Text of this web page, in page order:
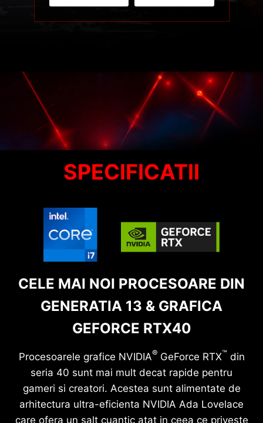
SPECIFICATII
CELE MAI NOI PROCESOARE DIN
GENERATIA 13 & GRAFICA
GEFORCE RTX40
Procesoarele grafice NVIDIA®GeForce RTX™ din
seria 40 sunt mai mult decat rapide pentru
gameri si creatori. Acestea sunt alimentate de
arhitectura ultra-eficienta NVIDIA Ada Lovelace
care ofera un salt cuantic atat in ceea ce priveste